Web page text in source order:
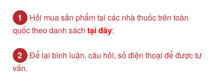
1 Hỏi mua sản phẩm tại các nhà thuốc trên toàn
quốc theo danh sách tại đây:
2 Để lại bình luận, câu hỏi, số điện thoại để được tư
vấn.